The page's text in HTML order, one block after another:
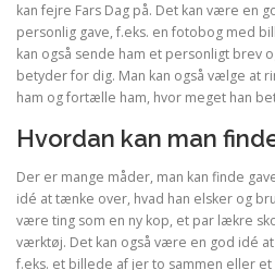
kan fejre Fars Dag på. Det kan være en
personlig gave, f.eks. en fotobog med
kan også sende ham et personligt brev
betyder for dig. Man kan også vælge at
ham og fortælle ham, hvor meget han
Hvordan kan man
Der er mange måder, man kan finde
idé at tænke over, hvad han elsker og
være ting som en ny kop, et par lækre
værktøj. Det kan også være en god idé
f.eks. et billede af jer to sammen eller